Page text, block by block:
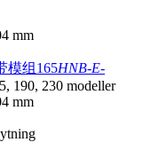
mm
HNB-E-
190, 230 modeller
mm